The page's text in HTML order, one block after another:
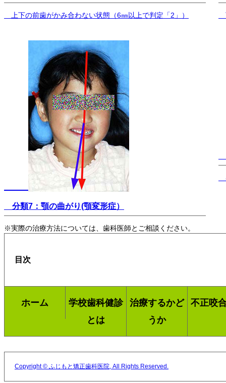
上下の前歯がかみ合わない状態（6㎜以上で判定「2」）
分類7：顎の曲がり(顎変形症）
※実際の治療方法については、歯科医師とご相談ください。
目次
ホーム
学校歯科健診
とは
治療するかど
うか
不正咬
Copyright © ふじもと矯正歯科医院, All Rights Reserved.